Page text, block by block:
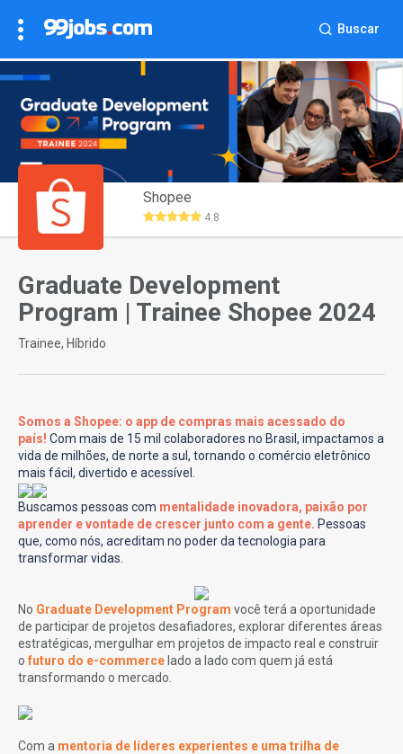
Buscar
Shopee
4.8
Graduate Development
Program | Trainee Shopee 2024
Trainee, Híbrido
Somos a Shopee: o app de compras mais acessado do
país! Com mais de 15 mil colaboradores no Brasil, impactamos a
vida de milhões, de norte a sul, tornando o comércio eletrônico
mais fácil, divertido e acessível.
Buscamos pessoas com mentalidade inovadora, paixão por
aprender e vontade de crescer junto com a gente. Pessoas
que, como nós, acreditam no poder da tecnologia para
transformar vidas.
No Graduate Development Program você terá a oportunidade
de participar de projetos desafiadores, explorar diferentes áreas
estratégicas, mergulhar em projetos de impacto real e construir
o futuro do e-commerce lado a lado com quem já está
transformando o mercado.
Com a mentoria de líderes experientes e uma trilha de